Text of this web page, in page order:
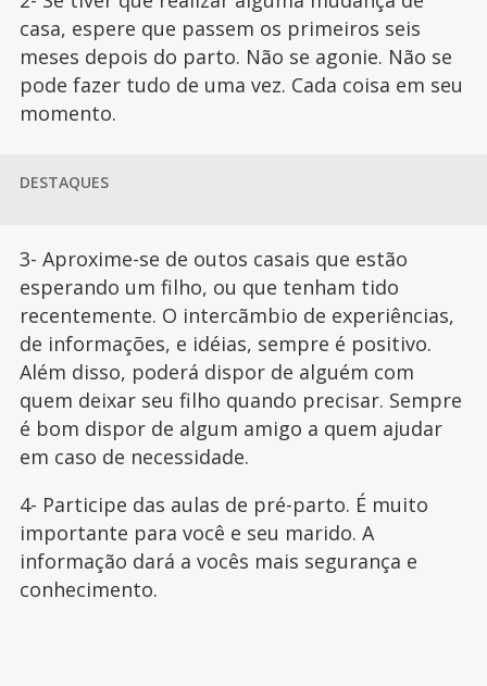
casa, espere que passem os primeiros seis
meses depois do parto. Não se agonie. Não se
pode fazer tudo de uma vez. Cada coisa em seu
momento.
DESTAQUES
3- Aproxime-se de outos casais que estão
esperando um filho, ou que tenham tido
recentemente. O intercãmbio de experiências,
de informações, e idéias, sempre é positivo.
Além disso, poderá dispor de alguém com
quem deixar seu filho quando precisar. Sempre
é bom dispor de algum amigo a quem ajudar
em caso de necessidade.
4- Participe das aulas de pré-parto. É muito
importante para você e seu marido. A
informação dará a vocês mais segurança e
conhecimento.